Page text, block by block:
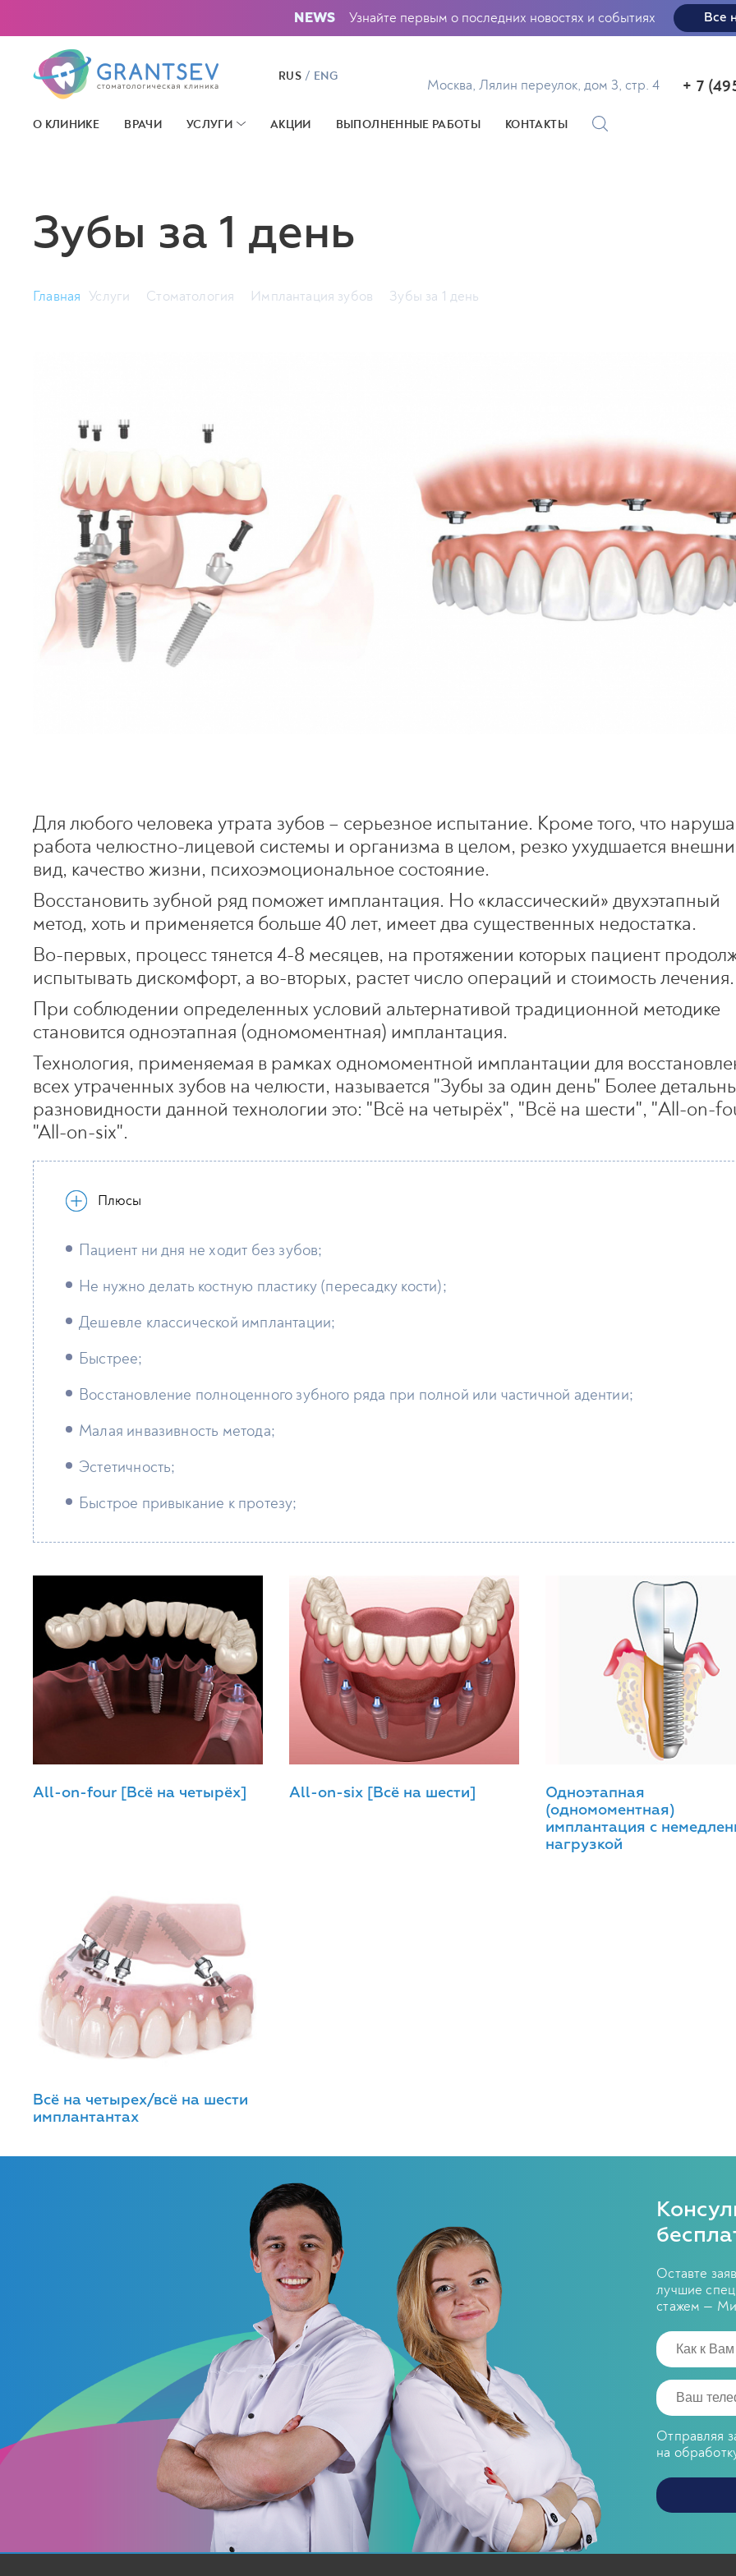
NEWS Узнайте первым о последних новостях и событиях Все
RUS / ENG Москва, Лялин переулок, дом 3, стр. 4 + 7
О КЛИНИКЕ ВРАЧИ УСЛУГИ АКЦИИ ВЫПОЛНЕННЫЕ РАБОТЫ КОНТАКТЫ
Зубы за 1 день
Главная Услуги Стоматология Имплантация зубов Зубы за 1 день
Для любого человека утрата зубов – серьезное испытание. Кроме того, что
работа челюстно-лицевой системы и организма в целом, резко ухудшается
вид, качество жизни, психоэмоциональное состояние.
Восстановить зубной ряд поможет имплантация. Но «классический» двухэтапный
метод, хоть и применяется больше 40 лет, имеет два существенных недостатка.
Во-первых, процесс тянется 4-8 месяцев, на протяжении которых пациент
испытывать дискомфорт, а во-вторых, растет число операций и стоимость лечения.
При соблюдении определенных условий альтернативой традиционной методике
становится одноэтапная (одномоментная) имплантация.
Технология, применяемая в рамках одномоментной имплантации для
всех утраченных зубов на челюсти, называется "Зубы за один день" Более
разновидности данной технологии это: "Всё на четырёх", "Всё на шести", "All-on-
"All-on-six".
Плюсы
Пациент ни дня не ходит без зубов;
Не нужно делать костную пластику (пересадку кости);
Дешевле классической имплантации;
Быстрее;
Восстановление полноценного зубного ряда при полной или частичной адентии;
Малая инвазивность метода;
Эстетичность;
Быстрое привыкание к протезу;
All-on-four [Всё на четырёх] All-on-six [Всё на шести]
Одноэтапная
(одномоментная)
имплантация с
нагрузкой
Всё на четырех/всё на шести
имплантантах
Оставте
лучшие
стажем —
Отправляя
на